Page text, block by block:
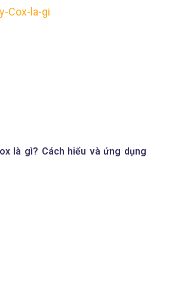
là gì? Cách hiểu và ứng dụng